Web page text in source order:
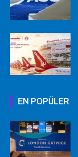
EN POPÜLER